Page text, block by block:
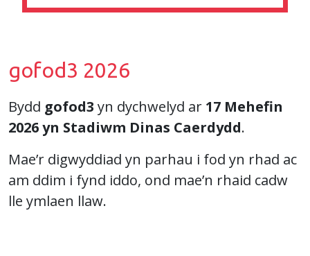
gofod3 2026
Bydd gofod3 yn dychwelyd ar 17 Mehefin
2026 yn Stadiwm Dinas Caerdydd.
Mae’r digwyddiad yn parhau i fod yn rhad ac
am ddim i fynd iddo, ond mae’n rhaid cadw
lle ymlaen llaw.